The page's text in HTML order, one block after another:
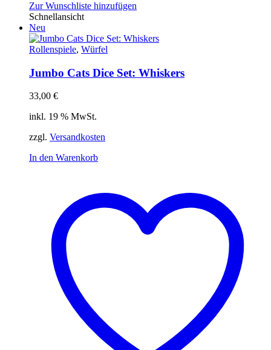
Zur Wunschliste hinzufügen
Schnellansicht
Neu
Rollenspiele, Würfel
Jumbo Cats Dice Set: Whiskers
33,00 €
inkl. 19 % MwSt.
zzgl. Versandkosten
In den Warenkorb